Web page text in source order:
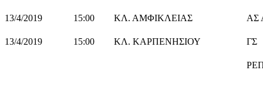
13/4/2019 15:00 ΚΛ. ΑΜΦΙΚΛΕΙΑΣ ΑΣ
13/4/2019 15:00 ΚΛ. ΚΑΡΠΕΝΗΣΙΟΥ ΓΣ